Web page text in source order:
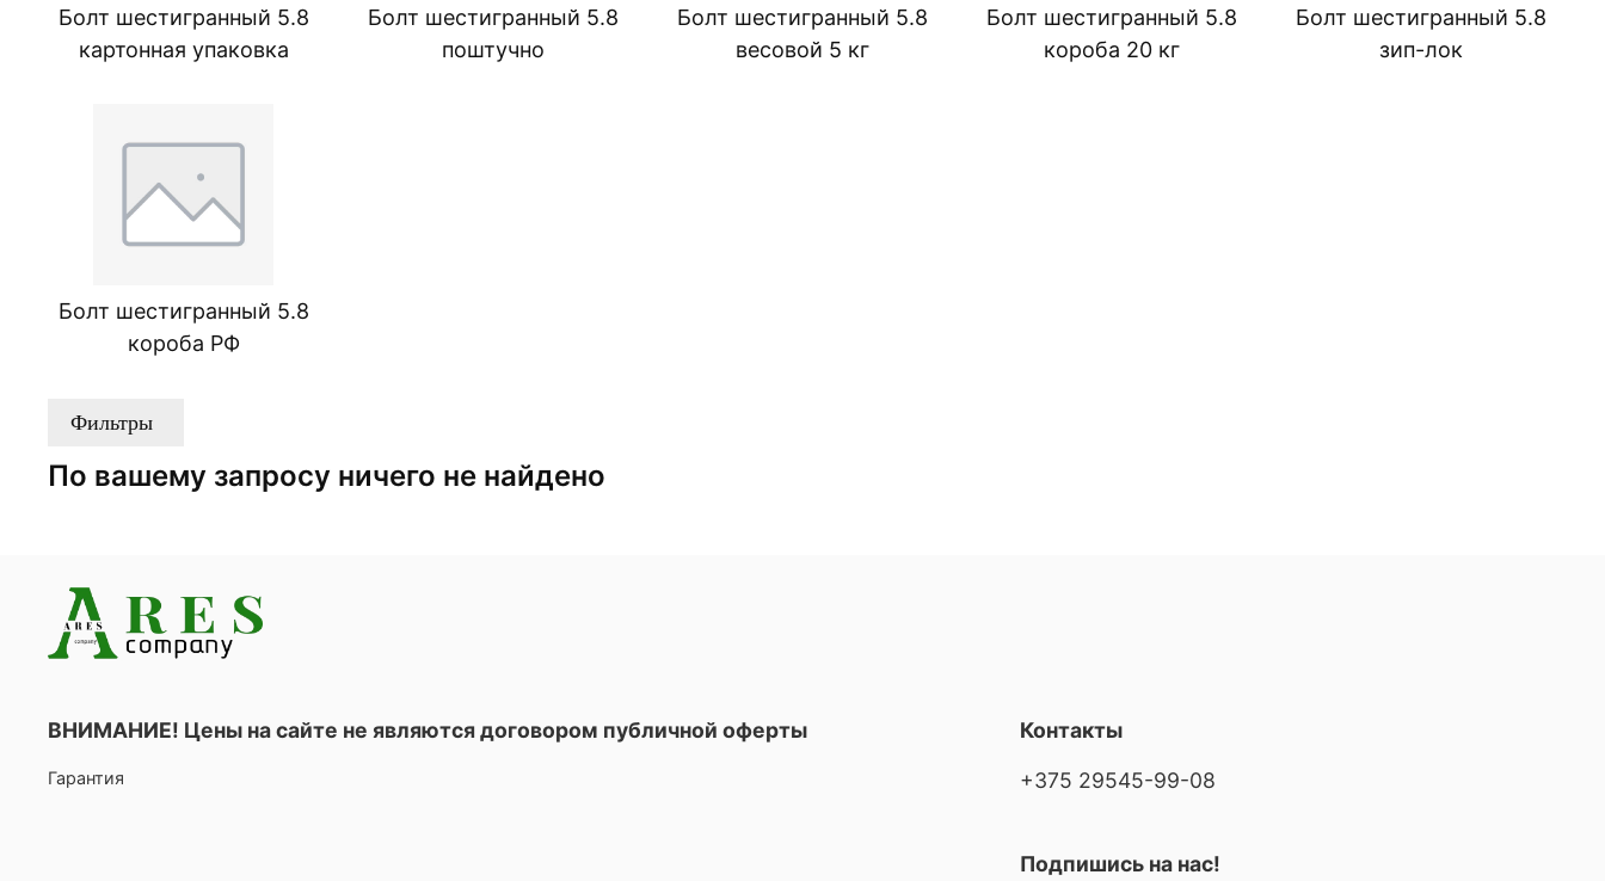
Болт шестигранный 5.8
картонная упаковка
Болт шестигранный 5.8
поштучно
Болт шестигранный 5.8
весовой 5 кг
Болт шестигранный 5.8
короба 20 кг
Болт шестигранный 5.8
зип-лок
Болт шестигранный 5.8
короба РФ
Фильтры
По вашему запросу ничего не найдено
ВНИМАНИЕ! Цены на сайте не являются договором публичной оферты
Гарантия
Контакты
+375 29545-99-08
Подпишись на нас!